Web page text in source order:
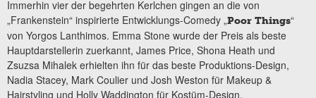
Immerhin vier der begehrten Kerlchen gingen an die von
„Frankenstein“ inspirierte Entwicklungs-Comedy „Poor Things“
von Yorgos Lanthimos. Emma Stone wurde der Preis als beste
Hauptdarstellerin zuerkannt, James Price, Shona Heath und
Zsuzsa Mihalek erhielten ihn für das beste Produktions-Design,
Nadia Stacey, Mark Coulier und Josh Weston für Makeup &
Hairstyling und Holly Waddington für Kostüm-Design.